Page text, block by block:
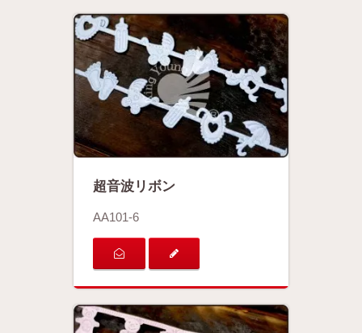
超音波リボン
AA101-6